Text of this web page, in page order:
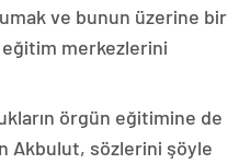
ve bunun üzerine bir
merkezlerini
örgün eğitimine de
Akbulut, sözlerini şöyle